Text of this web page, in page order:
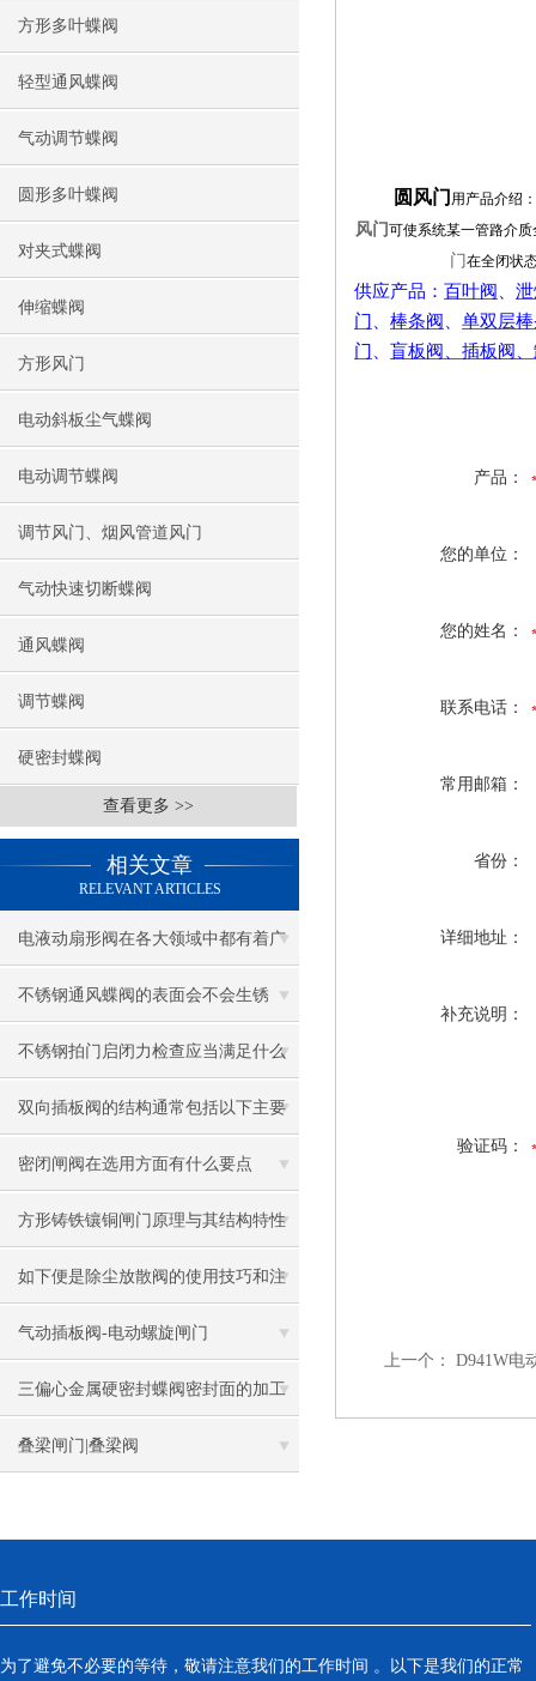
方形多叶蝶阀
轻型通风蝶阀
气动调节蝶阀
圆形多叶蝶阀
对夹式蝶阀
伸缩蝶阀
方形风门
电动斜板尘气蝶阀
电动调节蝶阀
调节风门、烟风管道风门
气动快速切断蝶阀
通风蝶阀
调节蝶阀
硬密封蝶阀
查看更多 >>
相关文章
RELEVANT ARTICLES
电液动扇形阀在各大领域中都有着广
泛的作用
不锈钢通风蝶阀的表面会不会生锈
呢？
不锈钢拍门启闭力检查应当满足什么
条件呢？
双向插板阀的结构通常包括以下主要
组成部分
密闭闸阀在选用方面有什么要点
方形铸铁镶铜闸门原理与其结构特性
相辅相成
如下便是除尘放散阀的使用技巧和注
意事项
气动插板阀-电动螺旋闸门
三偏心金属硬密封蝶阀密封面的加工
工艺
叠梁闸门|叠梁阀
圆风门 用产品介绍
风门可使系统某一管路介
门在全闭状
供应产品： 百叶阀
门
棒条阀
单双层
门
盲板阀、插板阀
产品：
您的单位：
您的姓名：
联系电话：
常用邮箱：
省份：
详细地址：
补充说明：
验证码：
上一个： D941W电
工作时间
为了避免不必要的等待，敬请注意我们的工作时间 。以下是我们的正常